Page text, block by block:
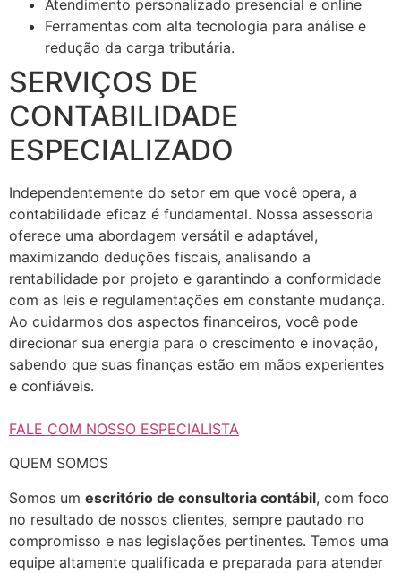
Atendimento personalizado presencial e online
Ferramentas com alta tecnologia para análise e
redução da carga tributária.
SERVIÇOS DE
CONTABILIDADE
ESPECIALIZADO
Independentemente do setor em que você opera, a
contabilidade eficaz é fundamental. Nossa assessoria
oferece uma abordagem versátil e adaptável,
maximizando deduções fiscais, analisando a
rentabilidade por projeto e garantindo a conformidade
com as leis e regulamentações em constante mudança.
Ao cuidarmos dos aspectos financeiros, você pode
direcionar sua energia para o crescimento e inovação,
sabendo que suas finanças estão em mãos experientes
e confiáveis.
FALE COM NOSSO ESPECIALISTA
QUEM SOMOS
Somos um escritório de consultoria contábil, com foco
no resultado de nossos clientes, sempre pautado no
compromisso e nas legislações pertinentes. Temos uma
equipe altamente qualificada e preparada para atender